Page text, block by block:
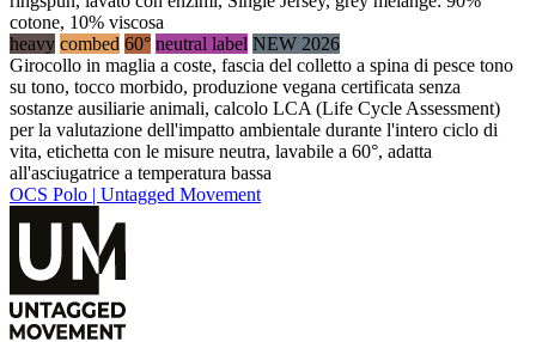
cotone, 10% viscosa
heavy combed 60° neutral label NEW 2026
Girocollo in maglia a coste, fascia del colletto a spina di pesce tono
su tono, tocco morbido, produzione vegana certificata senza
sostanze ausiliarie animali, calcolo LCA (Life Cycle Assessment)
per la valutazione dell'impatto ambientale durante l'intero ciclo di
vita, etichetta con le misure neutra, lavabile a 60°, adatta
all'asciugatrice a temperatura bassa
OCS Polo | Untagged Movement